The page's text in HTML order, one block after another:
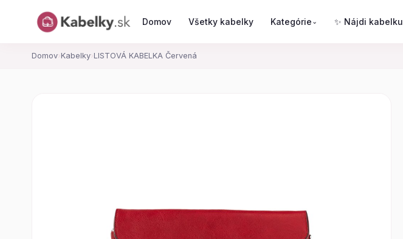
Domov Všetky kabelky Kategórie ⌄ ✨ Nájdi kabelku
Domov› Kabelky› LISTOVÁ KABELKA Červená